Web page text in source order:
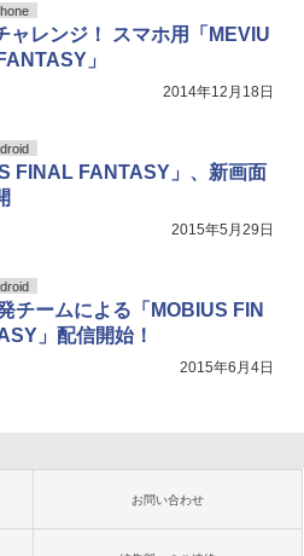
ャレンジ！ スマホ用「MEVIU
」
2014年12月18日
FINAL FANTASY」、新画面
2015年5月29日
チームによる「MOBIUS FIN
」配信開始！
2015年6月4日
お問い合わせ